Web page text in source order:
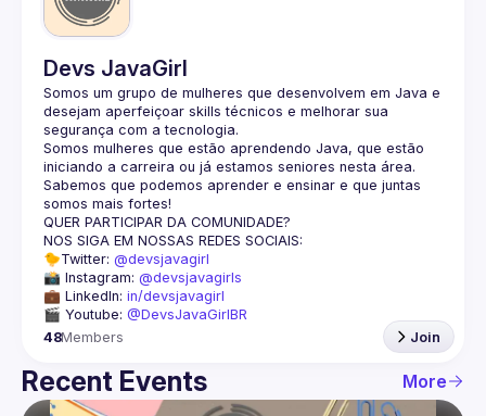
Devs JavaGirl
Somos um grupo de mulheres que desenvolvem em Java e
desejam aperfeiçoar skills técnicos e melhorar sua
segurança com a tecnologia.
Somos mulheres que estão aprendendo Java, que estão
iniciando a carreira ou já estamos seniores nesta área.
Sabemos que podemos aprender e ensinar e que juntas
somos mais fortes!
QUER PARTICIPAR DA COMUNIDADE?
NOS SIGA EM NOSSAS REDES SOCIAIS:
🐤Twitter: @devsjavagirl
📸 Instagram: @devsjavagirls
💼 LinkedIn: in/devsjavagirl
🎬 Youtube: @DevsJavaGirlBR
48Members Join
Recent Events More